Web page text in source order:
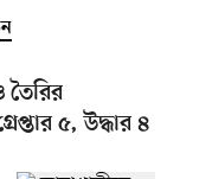
তৈরির
৫, উদ্ধার ৪